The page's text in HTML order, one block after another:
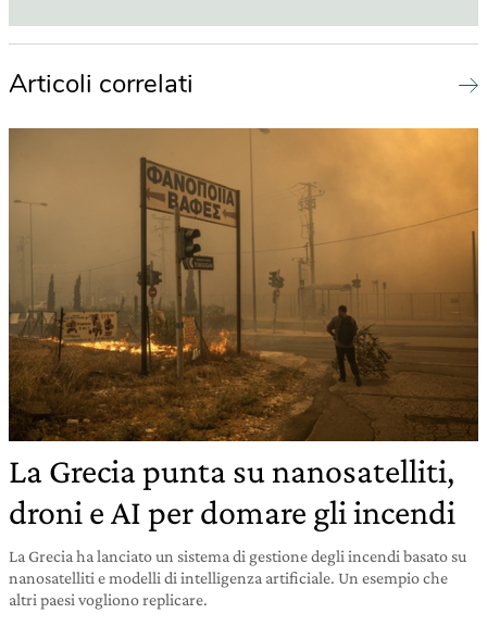
Articoli correlati
La Grecia punta su nanosatelliti,
droni e AI per domare gli incendi
La Grecia ha lanciato un sistema di gestione degli incendi basato su
nanosatelliti e modelli di intelligenza artificiale. Un esempio che
altri paesi vogliono replicare.